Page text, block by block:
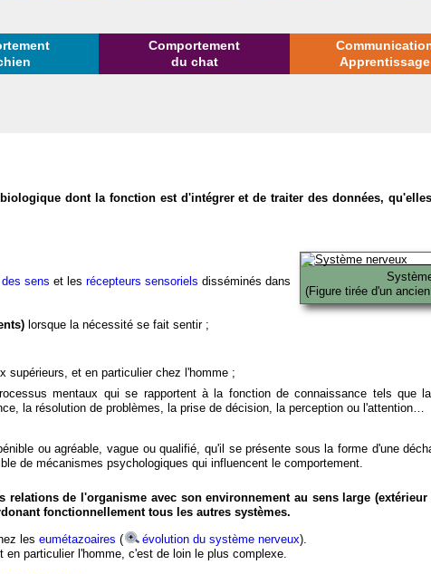
Comportement
du chat
Apprentissage
dont la fonction est d'intégrer et de traiter des données,
(Figure tirée d'un
sens et les récepteurs sensoriels disséminés dans
lorsque la nécessité se fait sentir ;
supérieurs, et en particulier chez l'homme ;
mentaux qui se rapportent à la fonction de connaissance tels que
la résolution de problèmes, la prise de décision, la perception ou l'attention…
ou agréable, vague ou qualifié, qu'il se présente sous la forme d'une
de mécanismes psychologiques qui influencent le comportement.
relations de l'organisme avec son environnement au sens large
fonctionnellement tous les autres systèmes.
leseumétazoaires ( évolution du système nerveux).
en particulier l'homme, c'est de loin le plus complexe.